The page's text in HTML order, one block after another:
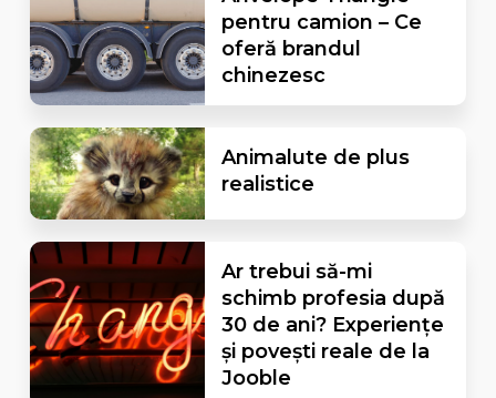
pentru camion – Ce
oferă brandul
chinezesc
Animalute de plus
realistice
Ar trebui să-mi
schimb profesia după
30 de ani? Experiențe
și povești reale de la
Jooble